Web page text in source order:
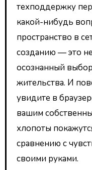
техподдержку
какой-нибудь
пространство в
созданию — это
осознанный
жительства. И
увидите в
вашим
хлопоты
сравнению с
своими руками.